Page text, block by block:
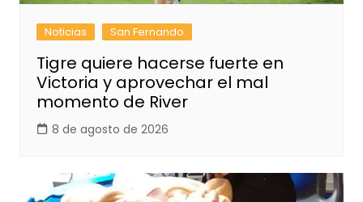
Noticias San Fernando
Tigre quiere hacerse fuerte en
Victoria y aprovechar el mal
momento de River
8 de agosto de 2026